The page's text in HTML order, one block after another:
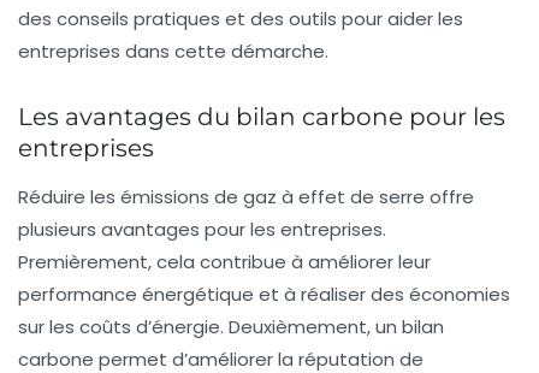
des conseils pratiques et des outils pour aider les
entreprises dans cette démarche.
Les avantages du bilan carbone pour les
entreprises
Réduire les émissions de gaz à effet de serre offre
plusieurs avantages pour les entreprises.
Premièrement, cela contribue à améliorer leur
performance énergétique et à réaliser des économies
sur les coûts d’énergie. Deuxièmement, un bilan
carbone permet d’améliorer la réputation de